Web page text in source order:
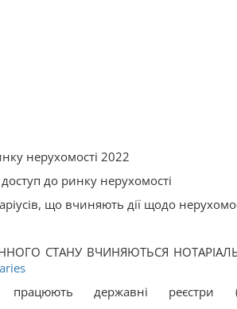
нерухомості 2022
до ринку нерухомості
що вчиняють дії щодо
СТАНУ ВЧИНЯЮТЬСЯ
державні реєстри